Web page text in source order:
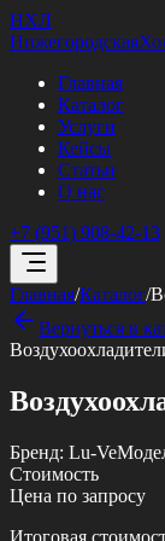
НХЛ
Нижегородская
Главная
Каталог
Услуги
Кейсы
Статьи
О нас
+7 (951) 908-42-13
Главная/Каталог/
Вернуться в
Бренд: Lu-Ve
Стоимость
Цена по запросу
Итоговая